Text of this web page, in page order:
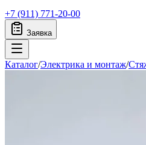
+7 (911) 771-20-00
Заявка
Каталог/Электрика и монтаж/